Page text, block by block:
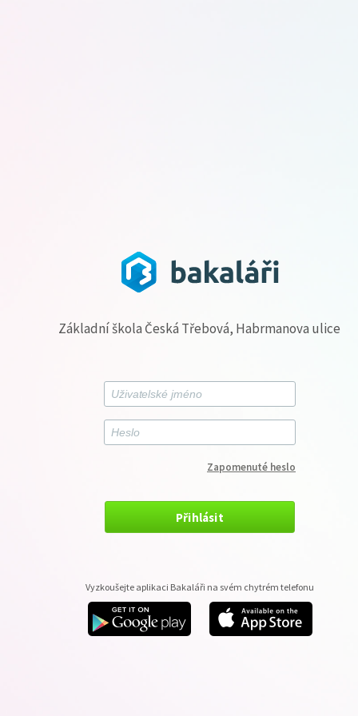
Základní škola Česká Třebová, Habrmanova ulice
Zapomenuté heslo
Přihlásit
Vyzkoušejte aplikaci Bakaláři na svém chytrém telefonu